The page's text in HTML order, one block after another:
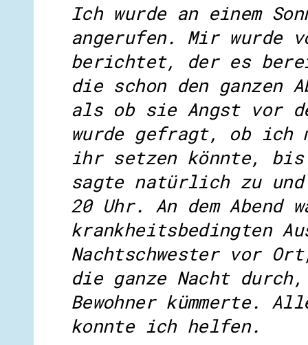
Ich wurde an einem
angerufen. Mir wurde
berichtet, der es
die schon den ganzen
als ob sie Angst vor
wurde gefragt, ob ich
ihr setzen könnte,
sagte natürlich zu
20 Uhr. An dem Abend
krankheitsbedingten
Nachtschwester vor
die ganze Nacht
Bewohner kümmerte.
konnte ich helfen.